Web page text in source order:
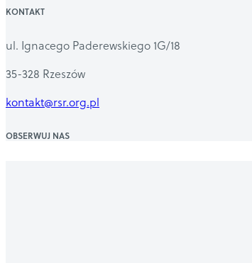
KONTAKT
ul. Ignacego Paderewskiego 1G/18
35-328 Rzeszów
kontakt@rsr.org.pl
OBSERWUJ NAS